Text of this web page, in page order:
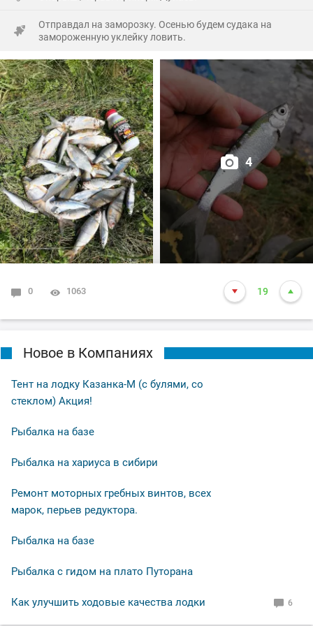
репейника...
Завтра попробую туда же... Очень постараюсь!))
С такими ельцами никакая рыба на букву "ХА"... Ну, как
той самой бабке - интернет ваш...
Отправдал на заморозку. Осенью будем судака на
замороженную уклейку ловить.
4
0 1063 19
Новое в Компаниях
Тент на лодку Казанка-М (с булями, со
стеклом) Акция!
Рыбалка на базе
Рыбалка на хариуса в сибири
Ремонт моторных гребных винтов, всех
марок, перьев редуктора.
Рыбалка на базе
Рыбалка с гидом на плато Путорана
Как улучшить ходовые качества лодки 6